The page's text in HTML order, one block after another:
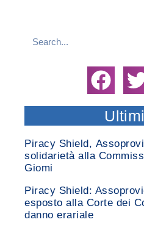
Piracy Shield,
solidarietà alla
Giomi
Piracy Shield:
esposto alla Corte dei
danno erariale